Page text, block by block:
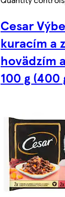
Cesar
kuracím a
hovädzím
100 g (400